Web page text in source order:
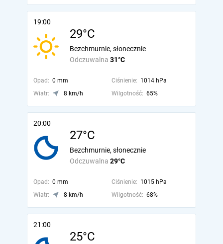
19:00
29°C
Odczuwalna 31°C
Bezchmurnie, słonecznie
Opad: 0 mm Ciśnienie: 1014 hPa
Wiatr:
8 km/h Wilgotność: 65%
20:00
27°C
Odczuwalna 29°C
Bezchmurnie, słonecznie
Opad: 0 mm Ciśnienie: 1015 hPa
Wiatr:
8 km/h Wilgotność: 68%
21:00
25°C